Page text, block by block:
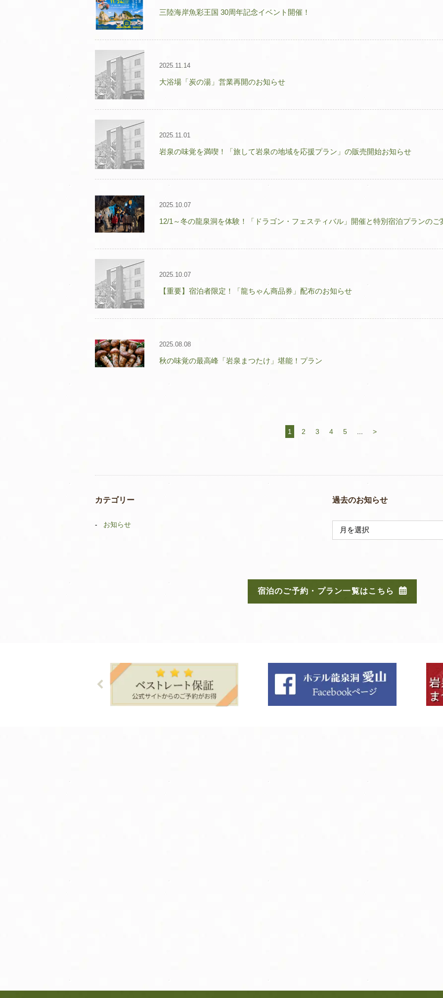
三陸海岸魚彩王国 30周年記念イベント開催！
2025.11.14
大浴場「炭の湯」営業再開のお知らせ
2025.11.01
岩泉の味覚を満喫！「旅して岩泉の地域を応援プラン」の販売開始お知らせ
2025.10.07
12/1～冬の龍泉洞を体験！「ドラゴン・フェスティバル」開催と特別宿泊プランのご
2025.10.07
【重要】宿泊者限定！「龍ちゃん商品券」配布のお知らせ
2025.08.08
秋の味覚の最高峰「岩泉まつたけ」堪能！プラン
1 2 3 4 5 >
カテゴリー
お知らせ
過去のお知らせ
宿泊のご予約・プラン一覧はこちら